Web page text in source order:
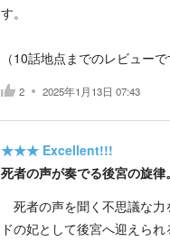
す。
（10話地点までのレビューで
2 2025年1月13日 07:43
★★★ Excellent!!!
死者の声が奏でる後宮の旋
死者の声を聞く不思議な力
ドの妃として後宮へ迎えられ